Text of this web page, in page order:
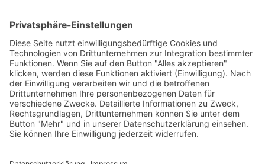
Zahlung und Versand
Widerrufsformular
Kundenstimmen
Social Media